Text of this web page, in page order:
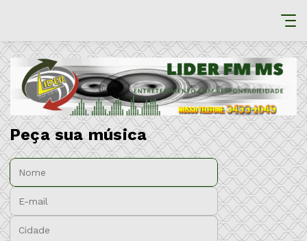
Peça sua música
Nome:
E-mail:
Cidade: